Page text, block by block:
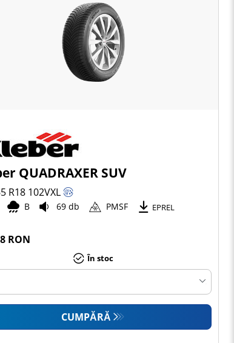
QUADRAXER SUV
R18 102VXL
B 69 db PMSF EPREL
RON
În stoc
CUMPĂRĂ